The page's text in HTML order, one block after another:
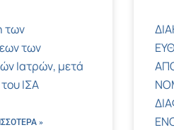
των
των
Ιατρών, μετά
ΙΣΑ
»